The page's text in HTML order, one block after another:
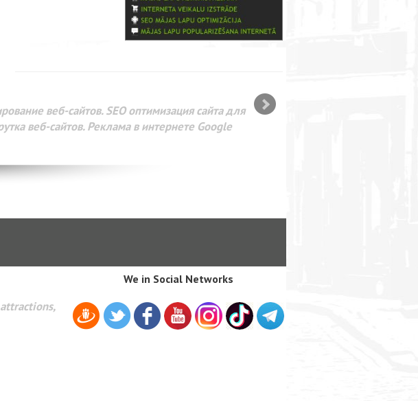
веб-сайтов. SEO оптимизация сайта для
веб-сайтов. Реклама в интернете Google
We in Social Networks